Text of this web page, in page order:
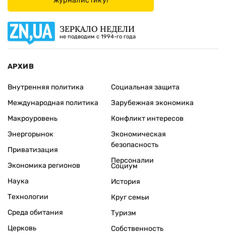
ЗЕРКАЛО НЕДЕЛИ
не подводим с 1994-го года
АРХИВ
Внутренняя политика
Международная политика
Макроуровень
Энергорынок
Приватизация
Экономика регионов
Социальная защита
Зарубежная экономика
Конфликт интересов
Экономическая
безопасность
Персоналии
Наука
Технологии
Среда обитания
Церковь
Социум
История
Круг семьи
Туризм
Собственность